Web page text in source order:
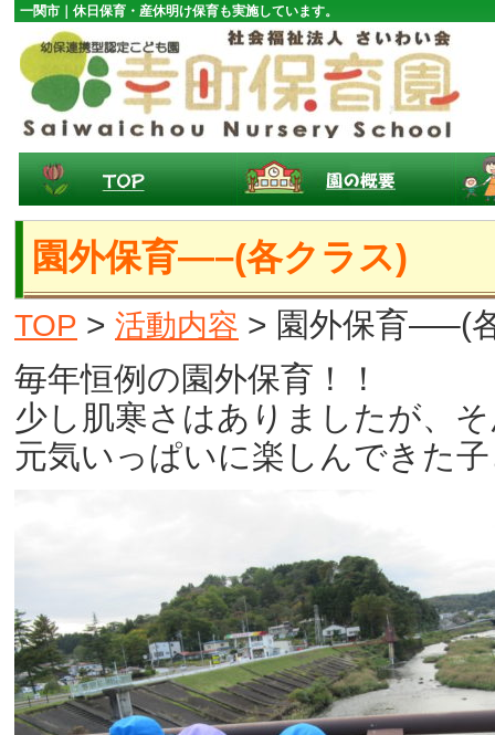
一関市｜休日保育・産休明け保育も実施しています。
園外保育—–(各クラス)
TOP > 活動内容 > 園外保育—–(
毎年恒例の園外保育！！
少し肌寒さはありましたが、
元気いっぱいに楽しんできた